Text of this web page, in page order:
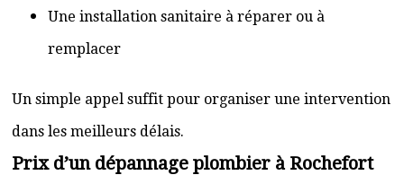
Une installation sanitaire à réparer ou à
remplacer
Un simple appel suffit pour organiser une intervention
dans les meilleurs délais.
Prix d’un dépannage plombier à Rochefort